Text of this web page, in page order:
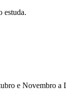
estuda.
e Novembro a